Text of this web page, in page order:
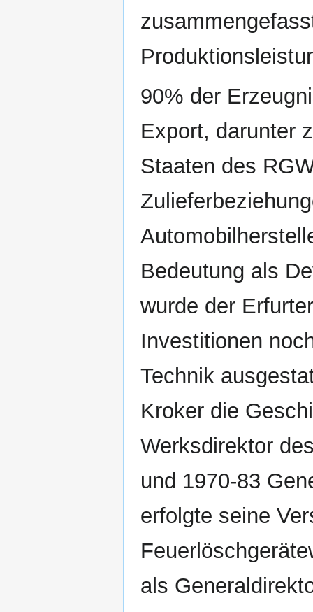
90% der
Export, darunter
Staaten des
Bedeutung als
wurde der
Investitionen
Technik
Kroker die
Werksdirektor
und 1970-83
erfolgte seine
als